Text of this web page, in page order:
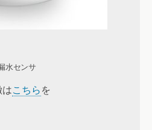
水センサ
はこちら を